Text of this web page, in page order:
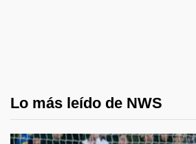
Lo más leído de NWS